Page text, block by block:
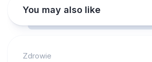
You may also like
Zdrowie